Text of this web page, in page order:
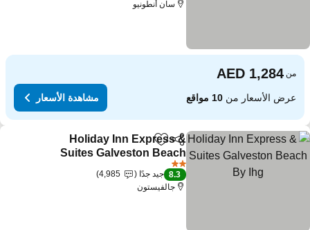
سان أنطونيو
من
عرض الأسعار من10 مواقع مشاهدة الأسعار
مشاركةAdd to favorites
Holiday Inn Express &
Suites Galveston Beach
By Ihg
مشاهدة الأسعار
8.3 جيد جدًا
4,985
جالفيستون